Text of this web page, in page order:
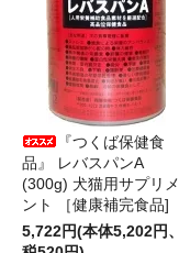
『つくば保健食
品』 レバスパンA
(300g) 犬猫用サプリメ
ント ［健康補完食品]
5,722円(本体5,202円、